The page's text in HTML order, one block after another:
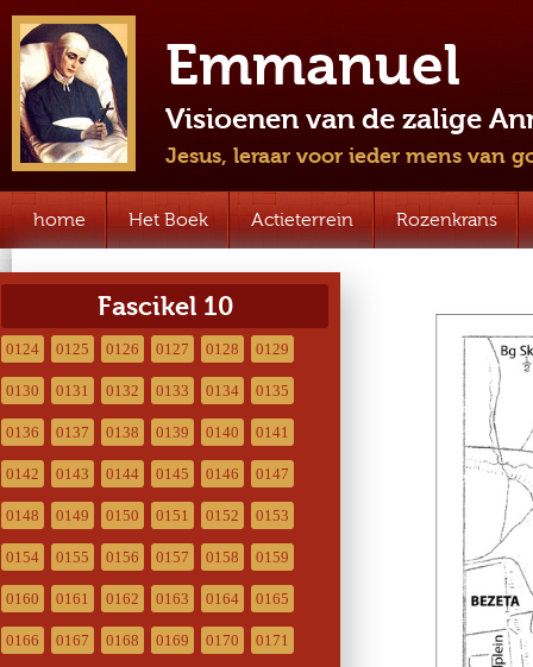
Emmanuel
Visioenen van de zalige
Jesus, leraar voor ieder mens van
home Het Boek Actieterrein Rozenkrans
Fascikel 10
0124 0125 0126 0127 0128 0129
0130 0131 0132 0133 0134 0135
0136 0137 0138 0139 0140 0141
0142 0143 0144 0145 0146 0147
0148 0149 0150 0151 0152 0153
0154 0155 0156 0157 0158 0159
0160 0161 0162 0163 0164 0165
0166 0167 0168 0169 0170 0171